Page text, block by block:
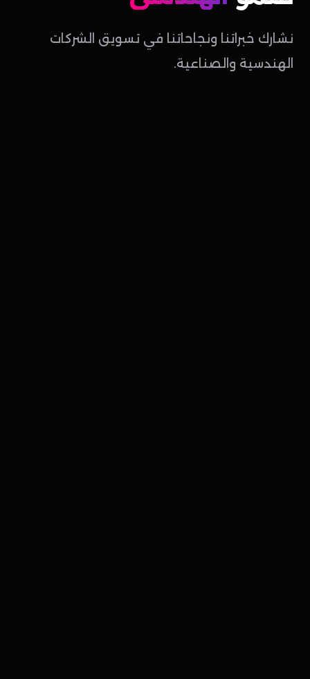
نشارك خبراتنا ونجاحاتنا في تسويق الشركات
الهندسية والصناعية.